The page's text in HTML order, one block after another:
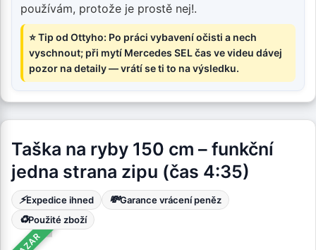
používám, protože je prostě nej!.
⭐ Tip od Ottyho: Po práci vybavení očisti a nech
vyschnout; při mytí Mercedes SEL čas ve videu dávej
pozor na detaily — vrátí se ti to na výsledku.
Taška na ryby 150 cm – funkční
jedna strana zipu (čas 4:35)
⚡Expedice ihned 💸Garance vrácení peněz
♻️Použité zboží